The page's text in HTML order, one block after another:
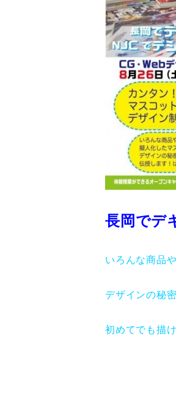
長岡でデ
いろんな商品
デザインの秘
初めてでも描け